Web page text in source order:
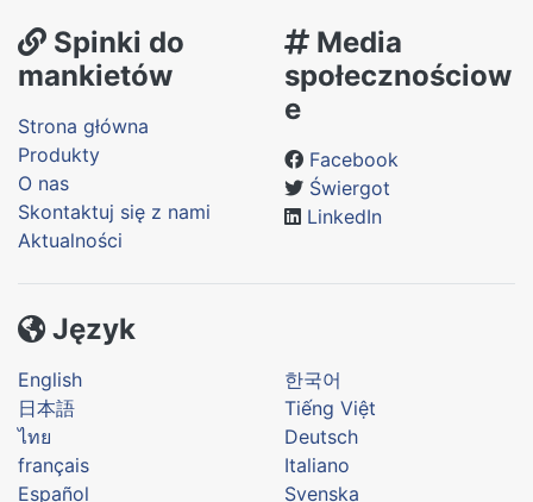
Spinki do
mankietów
Strona główna
Produkty
O nas
Skontaktuj się z nami
Aktualności
Media
społecznościow
e
Facebook
Świergot
LinkedIn
Język
English
한국어
日本語
Tiếng Việt
ไทย
Deutsch
français
Italiano
Español
Svenska